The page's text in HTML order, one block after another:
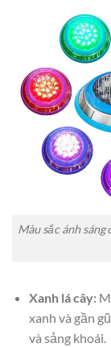
Màu sắc ánh
Xanh lá cây:
xanh và gần
và sảng khoái.